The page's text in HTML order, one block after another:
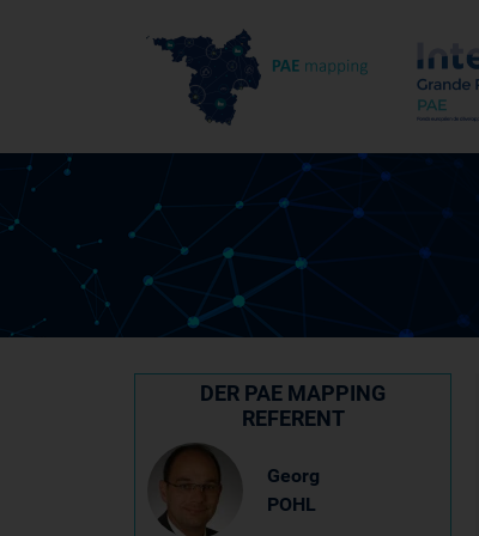
DER PAE MAPPING
REFERENT
Georg
POHL